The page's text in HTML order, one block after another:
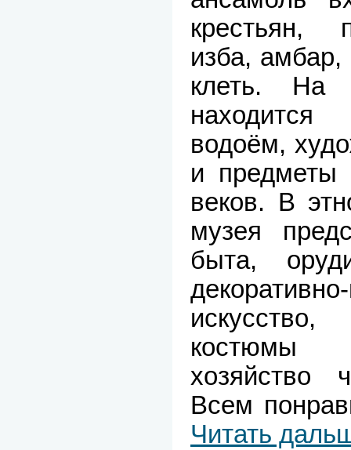
крестьян,
изба, амбар,
клеть. На
водоём,
и предметы
веков. В
музея
быта,
костюмы
хозяйство
Всем
Читать